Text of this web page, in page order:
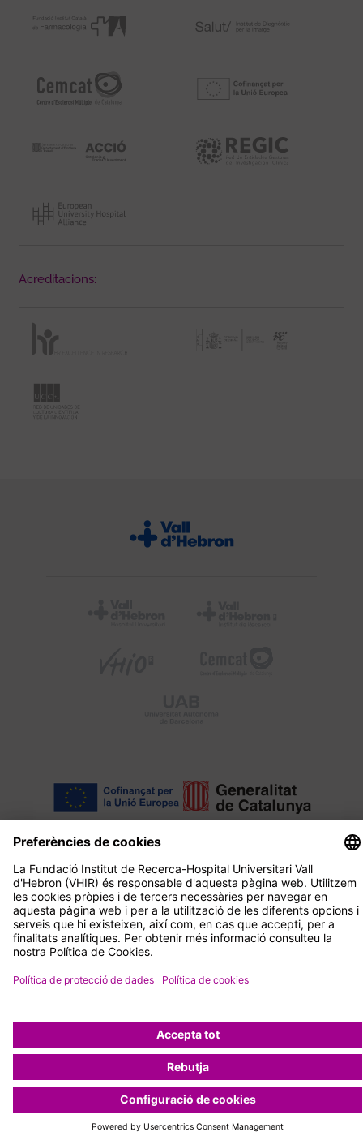
Acreditacions: